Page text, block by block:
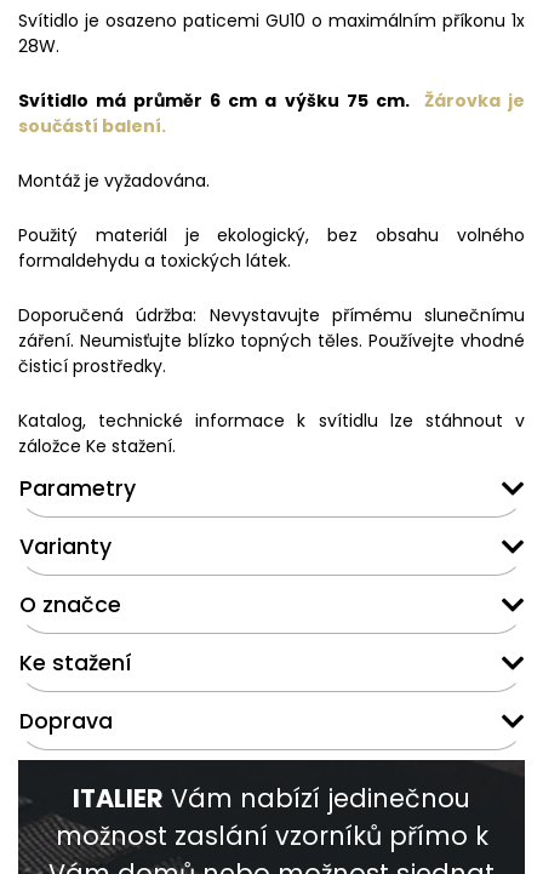
Svítidlo je osazeno paticemi GU10 o maximálním příkonu 1x
28W.
Svítidlo má průměr 6 cm a výšku 75 cm. Žárovka je
součástí balení.
Montáž je vyžadována.
Použitý materiál je ekologický, bez obsahu volného
formaldehydu a toxických látek.
Doporučená údržba: Nevystavujte přímému slunečnímu
záření. Neumisťujte blízko topných těles. Používejte vhodné
čisticí prostředky.
Katalog, technické informace k svítidlu lze stáhnout v
záložce Ke stažení.
Parametry
Varianty
O značce
Ke stažení
Doprava
ITALIER Vám nabízí jedinečnou
možnost zaslání vzorníků přímo k